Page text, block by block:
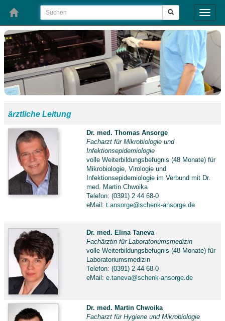
Toggle
ärztliche Leitung
Dr. med. Thomas Ansorge
Facharzt für Mikrobiologie und
Infektionsepidemiologie
volle Weiterbildungsbefugnis (48 Monate) für
Mikrobiologie, Virologie und
Infektionsepidemiologie im Verbund mit Dr.
med. Martin Chwoika
Telefon: (0391) 2 44 68-0
eMail: t.ansorge@schenk-ansorge.de
Dr. med. Elina Taneva
Fachärztin für Laboratoriumsmedizin
volle Weiterbildungsbefugnis (48 Monate) für
Laboratoriumsmedizin
Telefon: (0391) 2 44 68-0
eMail: e.taneva@schenk-ansorge.de
Dr. med. Martin Chwoika
Facharzt für Hygiene und Mikrobiologie